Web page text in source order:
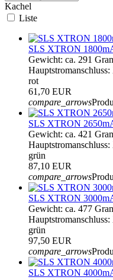
Kachel
Liste
SLS XTRON
Gewicht: ca. 291
rot
61,70 EUR
compare_arrows
SLS XTRON
Gewicht: ca. 421
grün
87,10 EUR
compare_arrows
SLS XTRON
Gewicht: ca. 477
grün
97,50 EUR
compare_arrows
SLS XTRON